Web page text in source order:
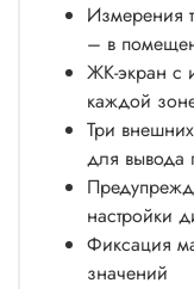
Измерения
– в
ЖК-экран с
каждой
Три
для вывода
настройки
Фиксация
значений